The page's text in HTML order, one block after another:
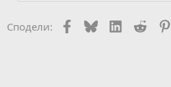
Сподели: Facebook
BlueskyLinkedIn
Reddit